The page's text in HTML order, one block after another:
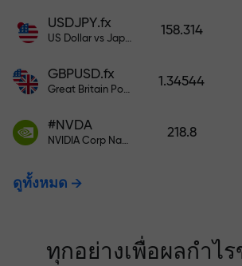
USDJPY.fx
US Dollar vs Japanese Yen
158.314
GBPUSD.fx
Great Britain Pound vs US Dollar
1.34544
#NVDA
NVIDIA Corp Nasdaq Stock Exchange (Nasdaq) USD
218.8
ดูทั้งหมด
ทุกอย่างเพื่อผลกำไ